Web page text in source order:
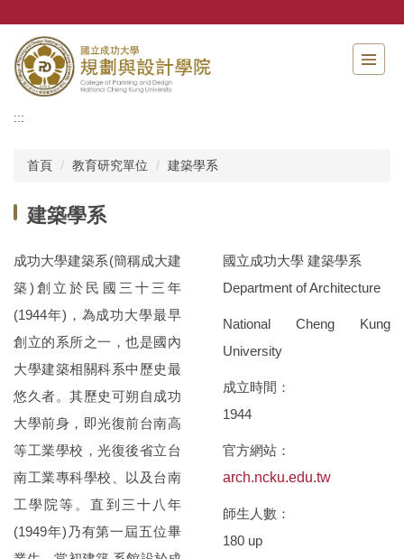
主
要
內
區
:::
首頁 教育研究單位 建築學系
建築學系
成功大學建築系(簡稱成大建
築)創立於民國三十三年
(1944年)，為成功大學最早
創立的系所之一，也是國內
大學建築相關科系中歷史最
悠久者。其歷史可朔自成功
大學前身，即光復前台南高
等工業學校，光復後省立台
南工業專科學校、以及台南
工學院等。直到三十八年
(1949年)乃有第一屆五位畢
國立成功大學 建築學系
Department of Architecture
National Cheng Kung
University
成立時間：
1944
官方網站：
arch.ncku.edu.tw
師生人數：
180 up